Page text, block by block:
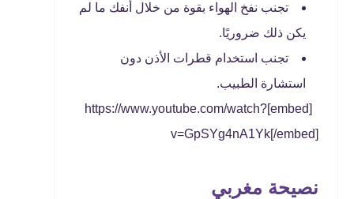
تجنب نفخ الهواء بقوة من خلال أنفك ما لم
يكن ذلك ضروريًا.
تجنب استخدام قطرات الأذن دون
استشارة الطبيب.
[embed]https://www.youtube.com/watch?
v=GpSYg4nA1Yk[/embed]
نصيحة مغربي